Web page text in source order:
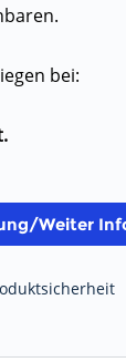
bei:
Weiter